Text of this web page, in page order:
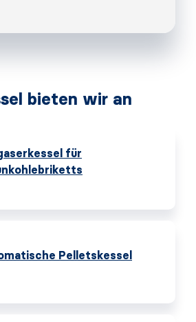
bieten wir an
für
Pelletskessel